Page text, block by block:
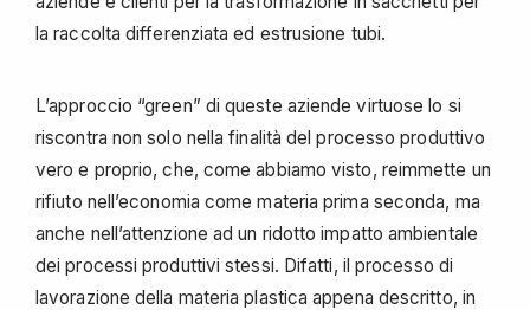
la raccolta differenziata ed estrusione tubi.
L’approccio “green” di queste aziende virtuose lo si
riscontra non solo nella finalità del processo produttivo
vero e proprio, che, come abbiamo visto, reimmette un
rifiuto nell’economia come materia prima seconda, ma
anche nell’attenzione ad un ridotto impatto ambientale
dei processi produttivi stessi. Difatti, il processo di
lavorazione della materia plastica appena descritto, in